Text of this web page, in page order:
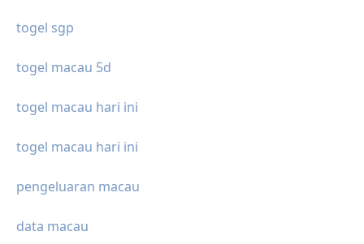
togel sgp
togel macau 5d
togel macau hari ini
togel macau hari ini
pengeluaran macau
data macau